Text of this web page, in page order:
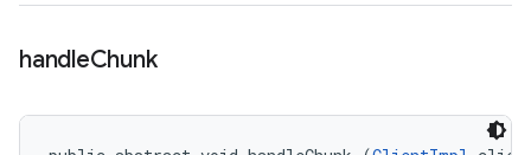
handleChunk